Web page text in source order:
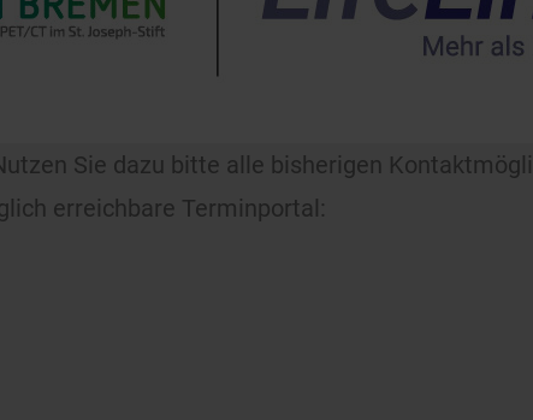
Knochen, Herz, Lunge,
zählen zudem
medizinischen
Einfühlungsvermögen –
Sie dazu bitte alle bisherigen
erreichbare Terminportal: